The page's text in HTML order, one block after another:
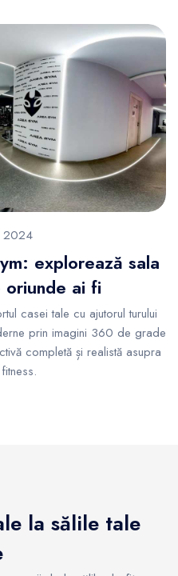
2024
explorează sala
ai fi
casei tale cu ajutorul turului
prin imagini 360 de grade
completă și realistă asupra
la sălile tale